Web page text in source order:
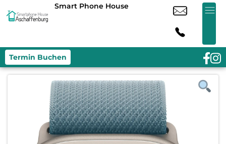
Smart Phone House
Termin Buchen